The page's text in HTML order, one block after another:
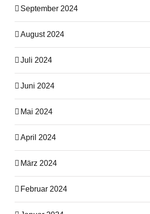
September 2024
August 2024
Juli 2024
Juni 2024
Mai 2024
April 2024
März 2024
Februar 2024